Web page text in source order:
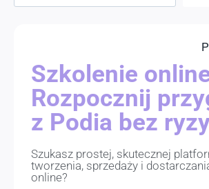
Szkolenie
Rozpocznij
z Podia bez
Szukasz prostej, skutecznej
tworzenia, sprzedaży i
online?